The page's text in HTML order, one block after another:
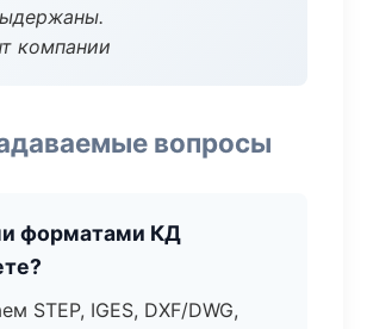
компании
вопросы
форматами КД
STEP, IGES, DXF/DWG,